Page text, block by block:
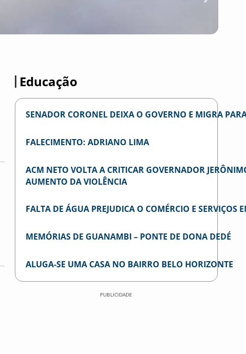
Educação
SENADOR CORONEL DEIXA O GOVERNO E MIGRA
FALECIMENTO: ADRIANO LIMA
ACM NETO VOLTA A CRITICAR GOVERNADOR
AUMENTO DA VIOLÊNCIA
FALTA DE ÁGUA PREJUDICA O COMÉRCIO E SERVIÇOS
MEMÓRIAS DE GUANAMBI – PONTE DE DONA DEDÉ
ALUGA-SE UMA CASA NO BAIRRO BELO HORIZONTE
PUBLICIDADE